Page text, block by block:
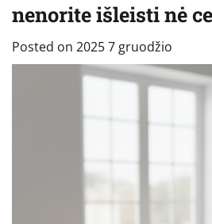
nenorite išleisti nė
Posted on 2025 7 gruodžio